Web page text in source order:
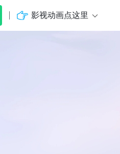
影视动画点这里